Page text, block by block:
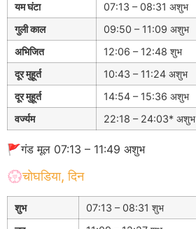
यम घंटा
07:13 – 08:31 अशुभ
गुली काल
09:50 – 11:09 अशुभ
अभिजित
12:06 – 12:48 शुभ
दूर मुहूर्त
10:43 – 11:24 अशुभ
दूर मुहूर्त
14:54 – 15:36 अशुभ
वर्ज्यम
22:18 – 24:03* अशुभ
🚩गंड मूल 07:13 – 11:49 अशुभ
💮चोघडिया, दिन
शुभ
07:13 – 08:31 शुभ